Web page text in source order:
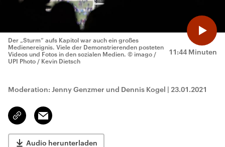
11:44 Minuten
Der „Sturm“ aufs Kapitol war auch ein großes
Medienereignis. Viele der Demonstrierenden posteten
Videos und Fotos in den sozialen Medien. © imago /
UPI Photo / Kevin Dietsch
Moderation: Jenny Genzmer und Dennis Kogel | 23.01.2021
Link
kopieren/teilen
Email
Audio herunterladen